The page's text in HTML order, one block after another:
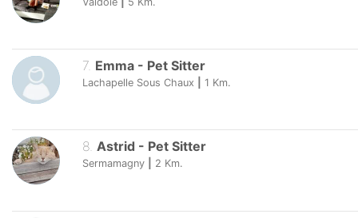
7. Emma - Pet Sitter
Lachapelle Sous Chaux 1 Km.
8. Astrid - Pet Sitter
Sermamagny 2 Km.